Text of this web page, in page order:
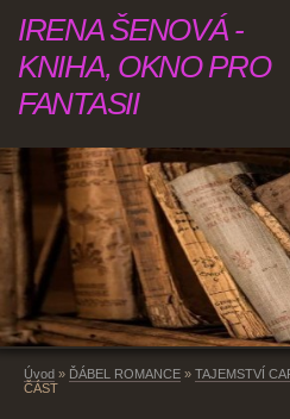
IRENA ŠENOVÁ -
KNIHA, OKNO PRO
FANTASII
Úvod » ĎÁBEL ROMANCE » TAJEMSTVÍ
ČÁST